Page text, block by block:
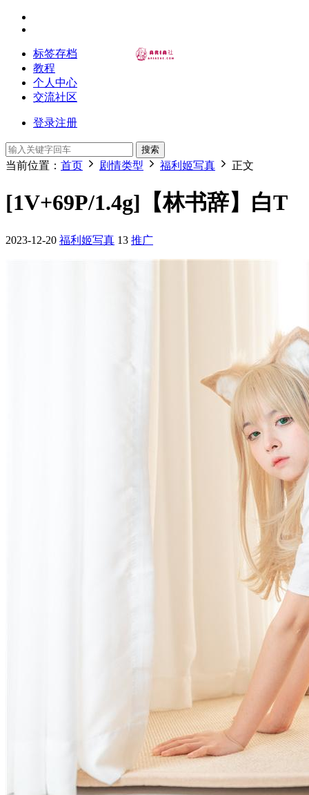
标签存档
教程
个人中心
交流社区
登录注册
搜索
当前位置： 首页 剧情类型 福利姬写真 正文
[1V+69P/1.4g]【林书辞】白T
2023-12-20 福利姬写真 13 推广